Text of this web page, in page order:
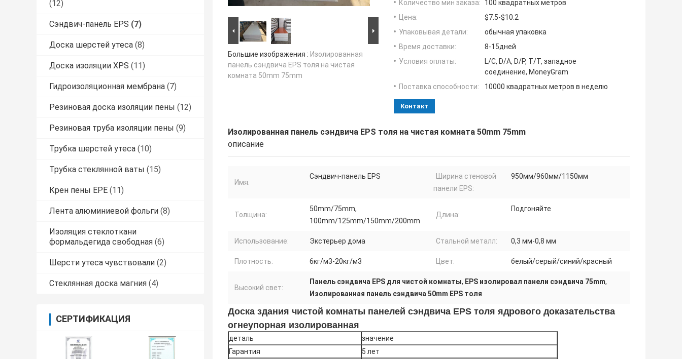
(12)
Сэндвич-панель EPS (7)
Доска шерстей утеса (8)
Доска изоляции XPS (11)
Гидроизоляционная мембрана (7)
Резиновая доска изоляции пены (12)
Резиновая труба изоляции пены (9)
Трубка шерстей утеса (10)
Трубка стеклянной ваты (15)
Крен пены EPE (11)
Лента алюминиевой фольги (8)
Изоляция стеклоткани
формальдегида свободная (6)
Шерсти утеса чувствовали (2)
Стеклянная доска магния (4)
СЕРТИФИКАЦИЯ
Большие изображения : Изолированная
панель сэндвича EPS толя на чистая
комната 50mm 75mm
Количество мин заказа:
100 квадратных метров
Цена:
$7.5-$10.2
Упаковывая детали:
обычная упаковка
Время доставки:
8-15дней
Условия оплаты:
L/C, D/A, D/P, T/T, западное
соединение, MoneyGram
Поставка способности:
10000 квадратных метров в неделю
Контакт
Изолированная панель сэндвича EPS толя на чистая комната 50mm 75mm
описание
Имя:
Сэндвич-панель EPS
Ширина стеновой
панели EPS:
950мм/960мм/1150мм
Толщина:
50mm/75mm,
100mm/125mm/150mm/200mm
Длина:
Подгоняйте
Использование: Экстерьер дома Стальной металл: 0,3 мм-0,8 мм
Плотность: 6кг/м3-20кг/м3 Цвет: белый/серый/синий/красный
Высокий свет:
Панель сэндвича EPS для чистой комнаты, EPS изолировал панели сэндвича 75mm,
Изолированная панель сэндвича 50mm EPS толя
Доска здания чистой комнаты панелей сэндвича EPS толя ядрового доказательства
огнеупорная изолированная
деталь
значение
Гарантия
5 лет